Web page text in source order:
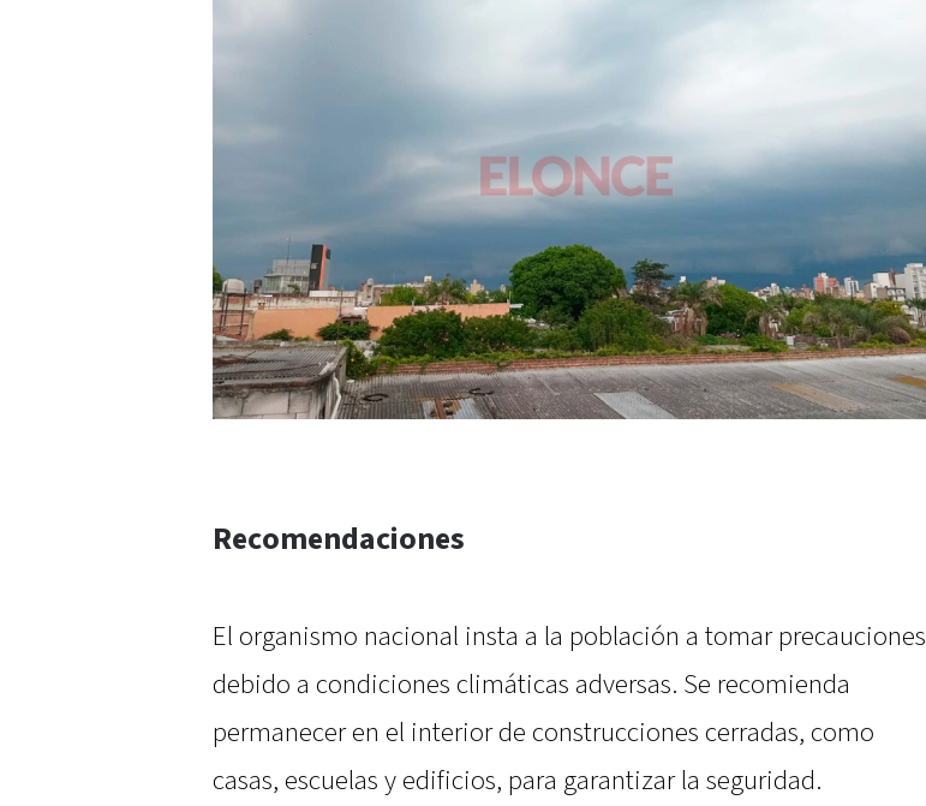
Recomendaciones
El organismo nacional insta a la población a tomar precauciones
debido a condiciones climáticas adversas. Se recomienda
permanecer en el interior de construcciones cerradas, como
casas, escuelas y edificios, para garantizar la seguridad.